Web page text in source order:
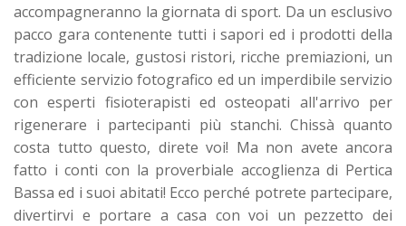
accompagneranno la giornata di sport. Da un esclusivo
pacco gara contenente tutti i sapori ed i prodotti della
tradizione locale, gustosi ristori, ricche premiazioni, un
efficiente servizio fotografico ed un imperdibile servizio
con esperti fisioterapisti ed osteopati all'arrivo per
rigenerare i partecipanti più stanchi. Chissà quanto
costa tutto questo, direte voi! Ma non avete ancora
fatto i conti con la proverbiale accoglienza di Pertica
Bassa ed i suoi abitati! Ecco perché potrete partecipare,
divertirvi e portare a casa con voi un pezzetto dei